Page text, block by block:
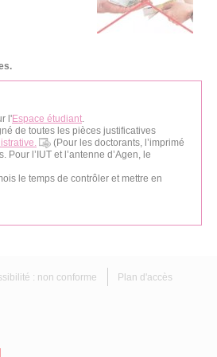
l'Espace étudiant.
de toutes les pièces justificatives
(Pour les doctorants, l’imprimé
l’IUT et l’antenne d’Agen, le
le temps de contrôler et mettre en
: non conforme Plan d'accès